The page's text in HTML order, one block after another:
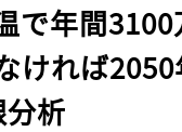
で年間
ければ
析